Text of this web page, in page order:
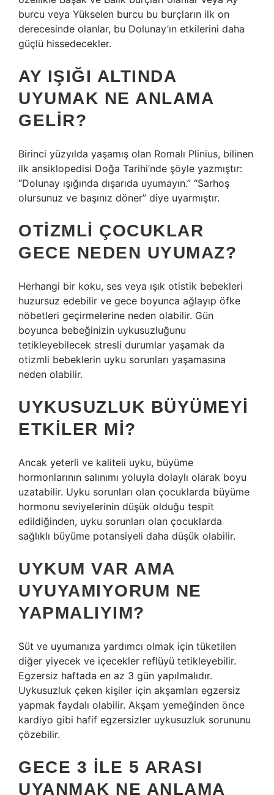
burcu veya Yükselen burcu bu burçların ilk on
derecesinde olanlar, bu Dolunay’ın etkilerini daha
güçlü hissedecekler.
AY IŞIĞI ALTINDA
UYUMAK NE ANLAMA
GELIR?
Birinci yüzyılda yaşamış olan Romalı Plinius, bilinen
ilk ansiklopedisi Doğa Tarihi’nde şöyle yazmıştır:
“Dolunay ışığında dışarıda uyumayın.” “Sarhoş
olursunuz ve başınız döner” diye uyarmıştır.
OTIZMLI ÇOCUKLAR
GECE NEDEN UYUMAZ?
Herhangi bir koku, ses veya ışık otistik bebekleri
huzursuz edebilir ve gece boyunca ağlayıp öfke
nöbetleri geçirmelerine neden olabilir. Gün
boyunca bebeğinizin uykusuzluğunu
tetikleyebilecek stresli durumlar yaşamak da
otizmli bebeklerin uyku sorunları yaşamasına
neden olabilir.
UYKUSUZLUK BÜYÜMEYI
ETKILER MI?
Ancak yeterli ve kaliteli uyku, büyüme
hormonlarının salınımı yoluyla dolaylı olarak boyu
uzatabilir. Uyku sorunları olan çocuklarda büyüme
hormonu seviyelerinin düşük olduğu tespit
edildiğinden, uyku sorunları olan çocuklarda
sağlıklı büyüme potansiyeli daha düşük olabilir.
UYKUM VAR AMA
UYUYAMIYORUM NE
YAPMALIYIM?
Süt ve uyumanıza yardımcı olmak için tüketilen
diğer yiyecek ve içecekler reflüyü tetikleyebilir.
Egzersiz haftada en az 3 gün yapılmalıdır.
Uykusuzluk çeken kişiler için akşamları egzersiz
yapmak faydalı olabilir. Akşam yemeğinden önce
kardiyo gibi hafif egzersizler uykusuzluk sorununu
çözebilir.
GECE 3 ILE 5 ARASI
UYANMAK NE ANLAMA